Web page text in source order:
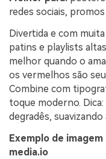
redes sociais,
Divertida e com
patins e playlists
melhor quando o
os vermelhos são
Combine com
toque moderno.
degradês,
Exemplo de
media.io